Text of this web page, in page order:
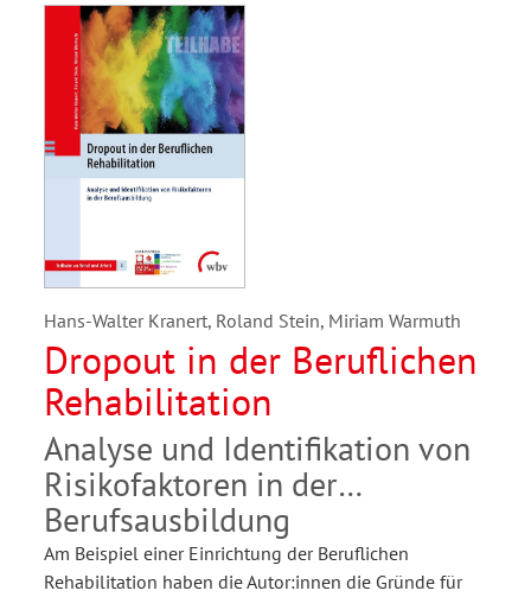
Hans-Walter Kranert, Roland Stein, Miriam Warmuth
Dropout in der Beruflichen
Rehabilitation
Analyse und Identifikation von
Risikofaktoren in der
Berufsausbildung
Am Beispiel einer Einrichtung der Beruflichen
Rehabilitation haben die Autor:innen die Gründe für